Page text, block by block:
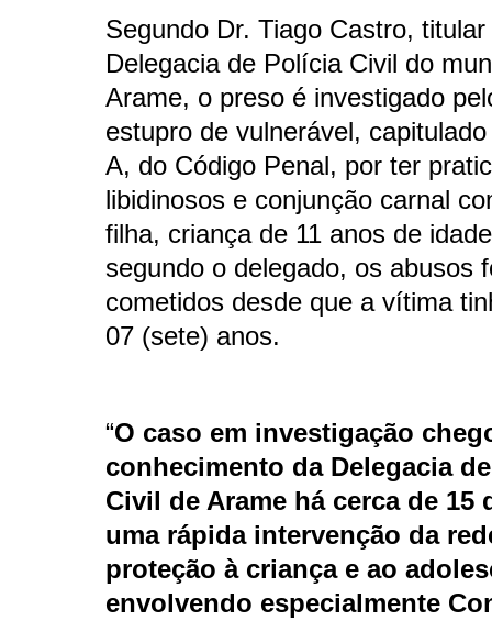
Segundo Dr. Tiago Castro, titular
Delegacia de Polícia Civil do
Arame, o preso é investigado
estupro de vulnerável,
A, do Código Penal, por ter
libidinosos e conjunção carnal
filha, criança de 11 anos de
segundo o delegado, os abusos
cometidos desde que a vítima
07 (sete) anos.
“O caso em investigação
conhecimento da Delegacia
Civil de Arame há cerca de 15
uma rápida intervenção da
proteção à criança e ao
envolvendo especialmente